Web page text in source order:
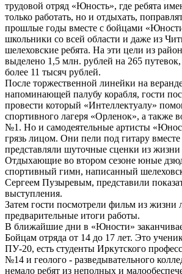
трудовой отряд «Юность», где ребята
только работать, но и отдыхать,
прошлые годы вместе с бойцами
школьники со всей области и даже из
шелеховские ребята. На эти цели из
выделено 1,5 млн. рублей на 265
более 11 тысяч рублей.
После торжественной линейки на
напоминающей палубу корабля, гости
провести который «Интеллектуалу»
спортивного лагеря «Орленок», а также
№1. Но и самодеятельные артисты
грязь лицом. Они пели под гитару
представляли шуточные сценки из жизни
Отдыхающие во втором сезоне юные
спортивный гимн, написанный
Сергеем Пузыревым, представили
выступления.
Затем гости посмотрели фильм из жизни
предварительные итоги работы.
В ближайшие дни в «Юности»
Бойцам отряда от 14 до 17 лет. Это
ПУ-20, есть студенты Иркутского
№14 и геолого - разведывательного
немало ребят из неполных и